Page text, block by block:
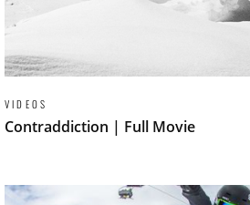
VIDEOS
Contraddiction | Full Movie